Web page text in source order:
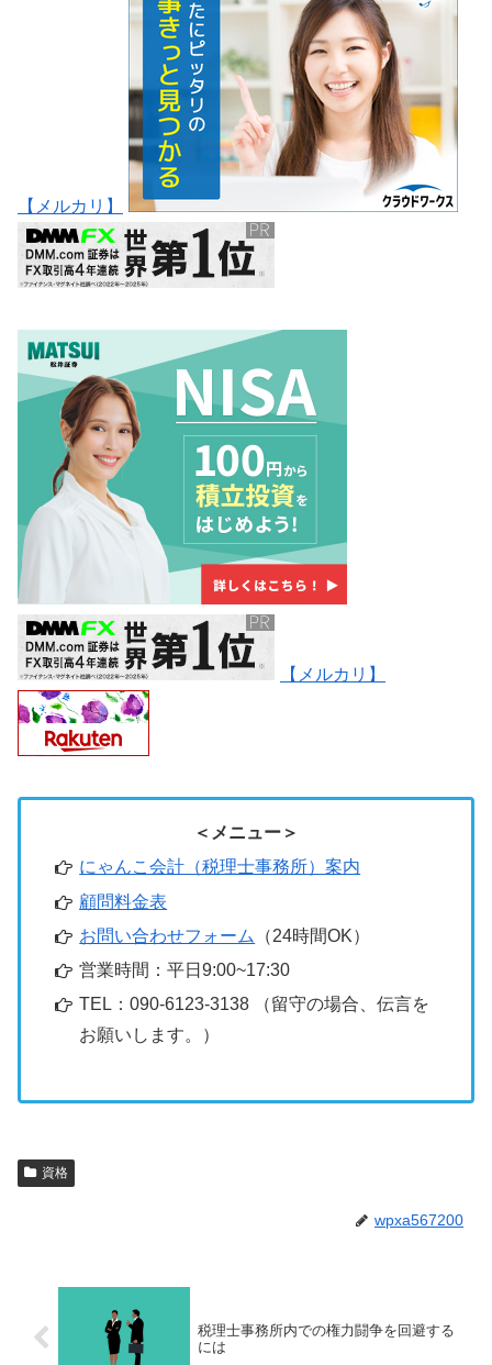
【メルカリ】
【メルカリ】
＜メニュー＞
にゃんこ会計（税理士事務所）案内
顧問料金表
お問い合わせフォーム
（24時間OK）
営業時間：平日9:00~17:30
TEL：090-6123-3138 （留守の場合、伝言を
お願いします。）
資格
wpxa567200
税理士事務所内での権力闘争を回避する
には